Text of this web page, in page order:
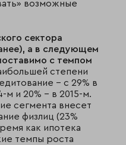
возможные
сектора
а в следующем
с темпом
степени
– с 29% в
м и 20% – в 2015-м.
сегмента внесет
физлиц (23%
как ипотека
темпы роста